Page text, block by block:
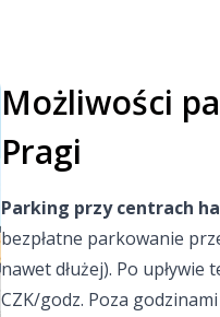
Możliwości
Pragi
Parking przy centrach
bezpłatne parkowanie
nawet dłużej). Po
CZK/godz. Poza